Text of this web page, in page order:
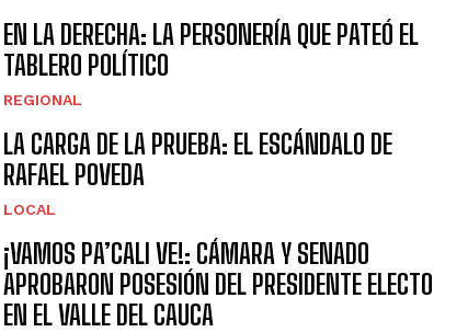
EN LA DERECHA: LA PERSONERÍA QUE PATEÓ EL
TABLERO POLÍTICO
REGIONAL
LA CARGA DE LA PRUEBA: EL ESCÁNDALO DE
RAFAEL POVEDA
LOCAL
¡VAMOS PA’CALI VE!: CÁMARA Y SENADO
APROBARON POSESIÓN DEL PRESIDENTE ELECTO
EN EL VALLE DEL CAUCA